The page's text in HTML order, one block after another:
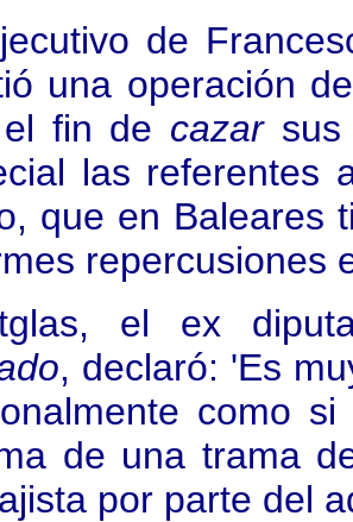
de
una operación
fin de cazarsus
las referentes
que en Baleares
repercusiones
el ex
, declaró: 'Es
como
de una trama
por parte del